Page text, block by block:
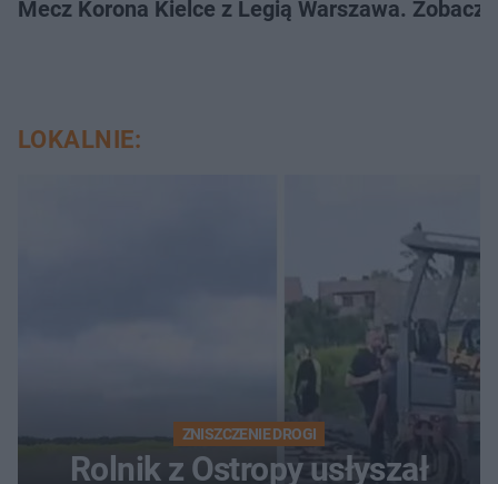
Mecz Korona Kielce z Legią Warszawa. Zobacz
LOKALNIE:
ZNISZCZENIE DROGI
Rolnik z Ostropy usłyszał